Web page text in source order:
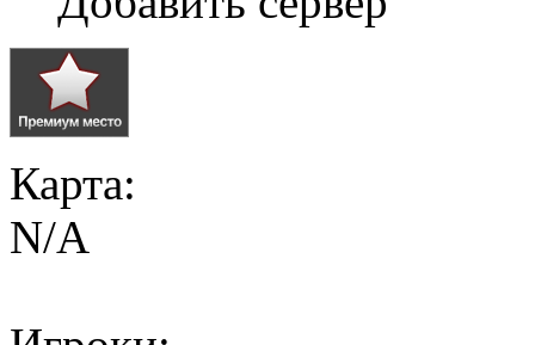
Карта:
N/A